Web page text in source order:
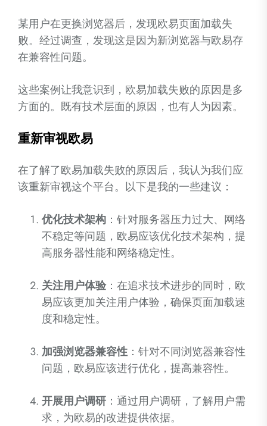
某用户在更换浏览器后，发现欧易页面加载失
败。经过调查，发现这是因为新浏览器与欧易存
在兼容性问题。
这些案例让我意识到，欧易加载失败的原因是多
方面的。既有技术层面的原因，也有人为因素。
重新审视欧易
在了解了欧易加载失败的原因后，我认为我们应
该重新审视这个平台。以下是我的一些建议：
优化技术架构 ：针对服务器压力过大、网络
不稳定等问题，欧易应该优化技术架构，提
高服务器性能和网络稳定性。
关注用户体验：在追求技术进步的同时，欧
易应该更加关注用户体验，确保页面加载速
度和稳定性。
加强浏览器兼容性 ：针对不同浏览器兼容性
问题，欧易应该进行优化，提高兼容性。
开展用户调研 ：通过用户调研，了解用户需
求，为欧易的改进提供依据。